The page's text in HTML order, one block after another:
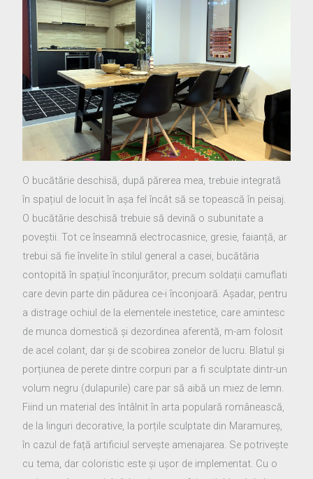
O bucătărie deschisă, după părerea mea, trebuie integrată
în spațiul de locuit în așa fel încât să se topească în peisaj.
O bucătărie deschisă trebuie să devină o subunitate a
poveștii. Tot ce înseamnă electrocasnice, gresie, faianță, ar
trebui să fie învelite în stilul general a casei, bucătăria
contopită în spațiul înconjurător, precum soldații camuflati
care devin parte din pădurea ce-i înconjoară. Așadar, pentru
a distrage ochiul de la elementele inestetice, care amintesc
de munca domestică și dezordinea aferentă, m-am folosit
de acel colant, dar și de scobirea zonelor de lucru. Blatul și
porțiunea de perete dintre corpuri par a fi sculptate dintr-un
volum negru (dulapurile) care par să aibă un miez de lemn.
Fiind un material des întâlnit în arta populară românească,
de la linguri decorative, la porțile sculptate din Maramureș,
în cazul de față artificiul servește amenajarea. Se potrivește
cu tema, dar coloristic este și ușor de implementat. Cu o